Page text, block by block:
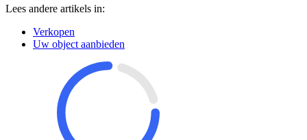
Lees andere artikels in:
Verkopen
Uw object aanbieden